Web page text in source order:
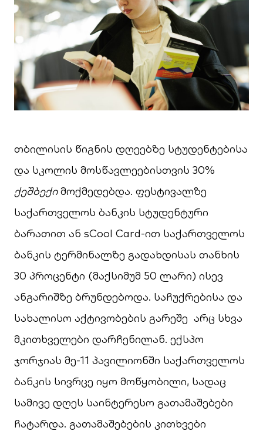
თბილისის წიგნის დღეებზე სტუდენტებისა
და სკოლის მოსწავლეებისთვის 30%
ქეშბექიმოქმედებდა. ფესტივალზე
საქართველოს ბანკის სტუდენტური
ბარათით ან sCool Card-ით საქართველოს
ბანკის ტერმინალზე გადახდისას თანხის
30 პროცენტი (მაქსიმუმ 50 ლარი) ისევ
ანგარიშზე ბრუნდებოდა. საჩუქრებისა და
სახალისო აქტივობების გარეშე არც სხვა
მკითხველები დარჩენილან. ექსპო
ჯორჯიას მე-11 პავილიონში საქართველოს
ბანკის სივრცე იყო მოწყობილი, სადაც
სამივე დღეს საინტერესო გათამაშებები
ჩატარდა. გათამაშებების კითხვები